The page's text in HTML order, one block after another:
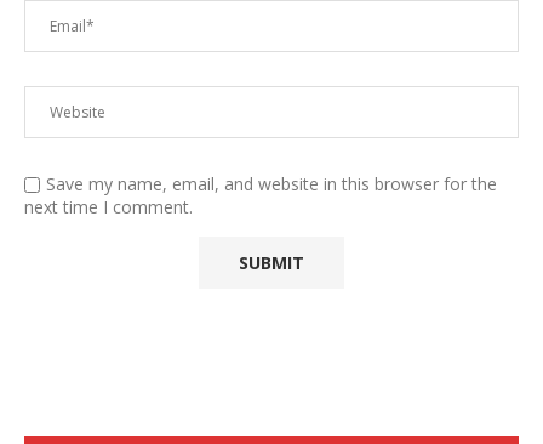
Save my name, email, and website in this browser for the
next time I comment.